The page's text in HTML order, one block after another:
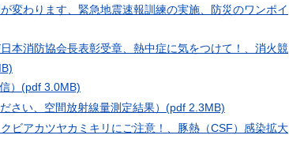
変わります、緊急地震速報訓練の実施、防災のワンポイ
本消防協会長表彰受章、熱中症に気をつけて！、消火競
） (pdf 3.0MB)
さい、空間放射線量測定結果） (pdf 2.3MB)
ビアカツヤカミキリにご注意！、豚熱（CSF）感染拡大